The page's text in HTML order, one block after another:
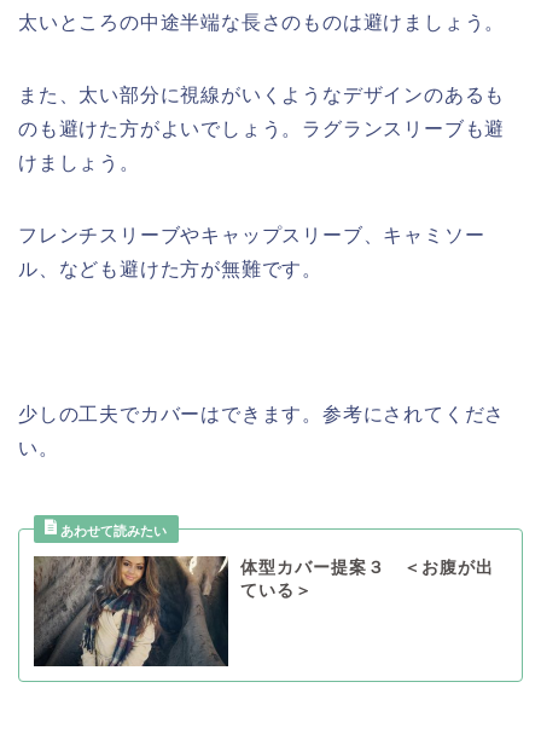
太いところの中途半端な長さのものは避けましょう。
また、太い部分に視線がいくようなデザインのあるも
のも避けた方がよいでしょう。ラグランスリーブも避
けましょう。
フレンチスリーブやキャップスリーブ、キャミソー
ル、なども避けた方が無難です。
少しの工夫でカバーはできます。参考にされてくださ
い。
体型カバー提案３ ＜お腹が出
ている＞